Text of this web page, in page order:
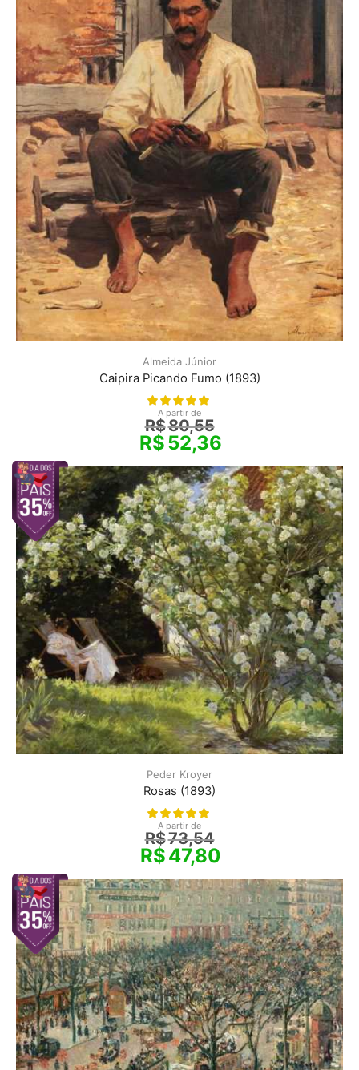
Almeida Júnior
Caipira Picando Fumo (1893)
A partir de
R$80,55
R$52,36
Peder Kroyer
Rosas (1893)
A partir de
R$73,54
R$47,80